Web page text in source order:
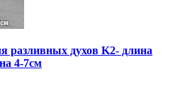
разливных духов K2- длина
4-7см